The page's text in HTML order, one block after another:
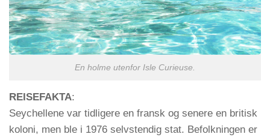
En holme utenfor Isle Curieuse.
REISEFAKTA:
Seychellene var tidligere en fransk og senere en britisk
koloni, men ble i 1976 selvstendig stat. Befolkningen er